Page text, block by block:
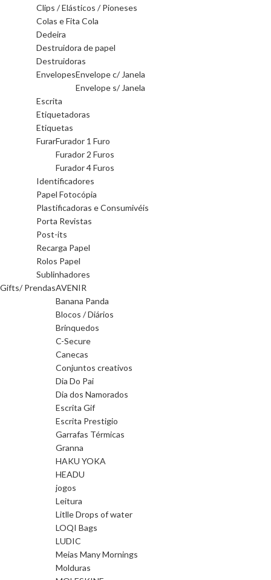
Clips / Elásticos / Pioneses
Colas e Fita Cola
Dedeira
Destruidora de papel
Destruidoras
EnvelopesEnvelope c/ Janela
Envelope s/ Janela
Escrita
Etiquetadoras
Etiquetas
FurarFurador 1 Furo
Furador 2 Furos
Furador 4 Furos
Identificadores
Papel Fotocópia
Plastificadoras e Consumivéis
Porta Revistas
Post-its
Recarga Papel
Rolos Papel
Sublinhadores
Gifts/ PrendasAVENIR
Banana Panda
Blocos / Diários
Brinquedos
C-Secure
Canecas
Conjuntos creativos
Dia Do Pai
Dia dos Namorados
Escrita Gif
Escrita Prestigio
Garrafas Térmicas
Granna
HAKU YOKA
HEADU
jogos
Leitura
Litlle Drops of water
LOQI Bags
LUDIC
Meias Many Mornings
Molduras